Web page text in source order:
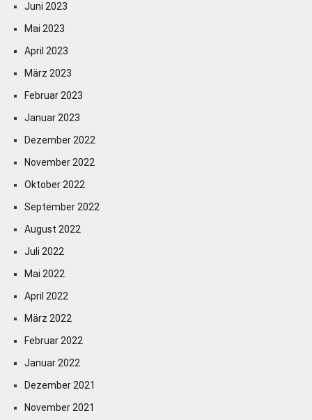
Juni 2023
Mai 2023
April 2023
März 2023
Februar 2023
Januar 2023
Dezember 2022
November 2022
Oktober 2022
September 2022
August 2022
Juli 2022
Mai 2022
April 2022
März 2022
Februar 2022
Januar 2022
Dezember 2021
November 2021